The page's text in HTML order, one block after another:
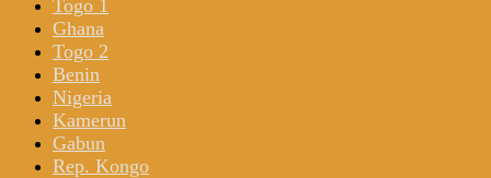
Togo 1
Ghana
Togo 2
Benin
Nigeria
Kamerun
Gabun
Rep. Kongo